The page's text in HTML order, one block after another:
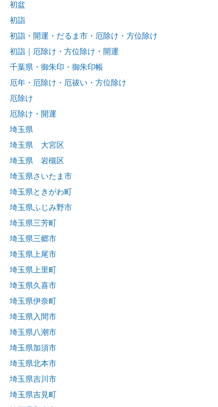
初盆
初詣
初詣・開運・だるま市・厄除け・方位除け
初詣｜厄除け・方位除け・開運
千葉県・御朱印・御朱印帳
厄年・厄除け・厄祓い・方位除け
厄除け
厄除け・開運
埼玉県
埼玉県 大宮区
埼玉県 岩槻区
埼玉県さいたま市
埼玉県ときがわ町
埼玉県ふじみ野市
埼玉県三芳町
埼玉県三郷市
埼玉県上尾市
埼玉県上里町
埼玉県久喜市
埼玉県伊奈町
埼玉県入間市
埼玉県八潮市
埼玉県加須市
埼玉県北本市
埼玉県吉川市
埼玉県吉見町